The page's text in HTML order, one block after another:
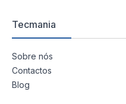
Tecmania
Sobre nós
Contactos
Blog